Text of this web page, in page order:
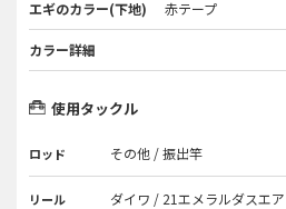
エギのカラー(下地) 赤テープ
カラー詳細
使用タックル
ロッド その他 / 振出竿
リール ダイワ / 21エメラルダスエア